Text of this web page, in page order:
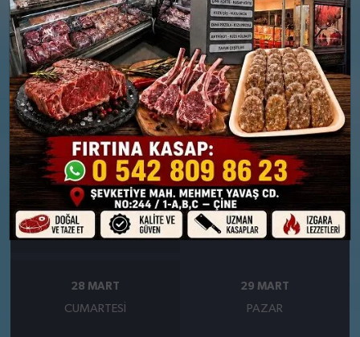
26 MART
PERŞEMBE
12°
Güneşli
Nem: %72
Rüzgar: 19 km/h
27 MART
CUMA
13°
Orta kuvvetli yağmurlu
Nem: %76
Rüzgar: 46 km/h
Yağış Olasılığı: %85
28 MART
CUMARTESI
29 MART
PAZAR